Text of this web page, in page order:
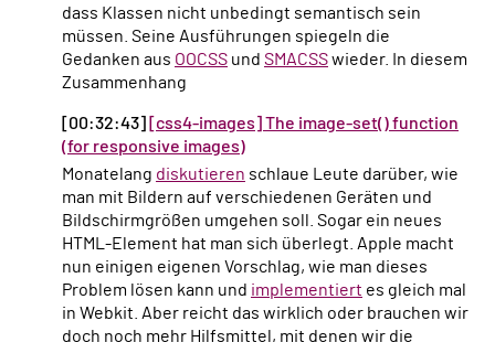
dass Klassen nicht unbedingt semantisch sein
müssen. Seine Ausführungen spiegeln die
Gedanken aus OOCSS und SMACSSwieder. In diesem
Zusammenhang
[00:32:43] [css4-images] The image-set() function
(for responsive images)
Monatelang diskutieren schlaue Leute darüber, wie
man mit Bildern auf verschiedenen Geräten und
Bildschirmgrößen umgehen soll. Sogar ein neues
HTML-Element hat man sich überlegt. Apple macht
nun einigen eigenen Vorschlag, wie man dieses
Problem lösen kann und implementiert es gleich mal
in Webkit. Aber reicht das wirklich oder brauchen wir
doch noch mehr Hilfsmittel, mit denen wir die